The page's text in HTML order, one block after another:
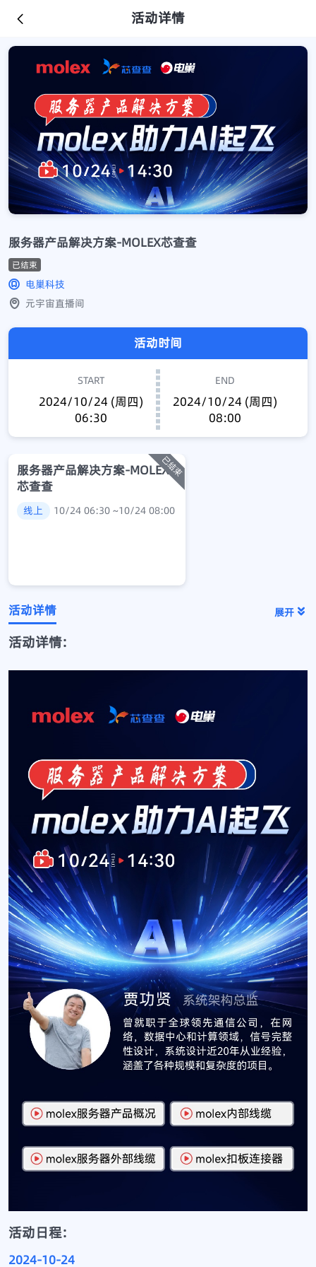
活动详情
服务器产品解决方案-MOLEX芯查查
已结束
电巢科技
元宇宙直播间
活动时间
START
2024/10/24 (周四)
06:30
END
2024/10/24 (周四)
08:00
服务器产品解决方案-MOLEX
芯查查
线上 10/24 06:30 ~10/24 08:00
活动详情 展开
活动详情:
活动日程:
2024-10-24